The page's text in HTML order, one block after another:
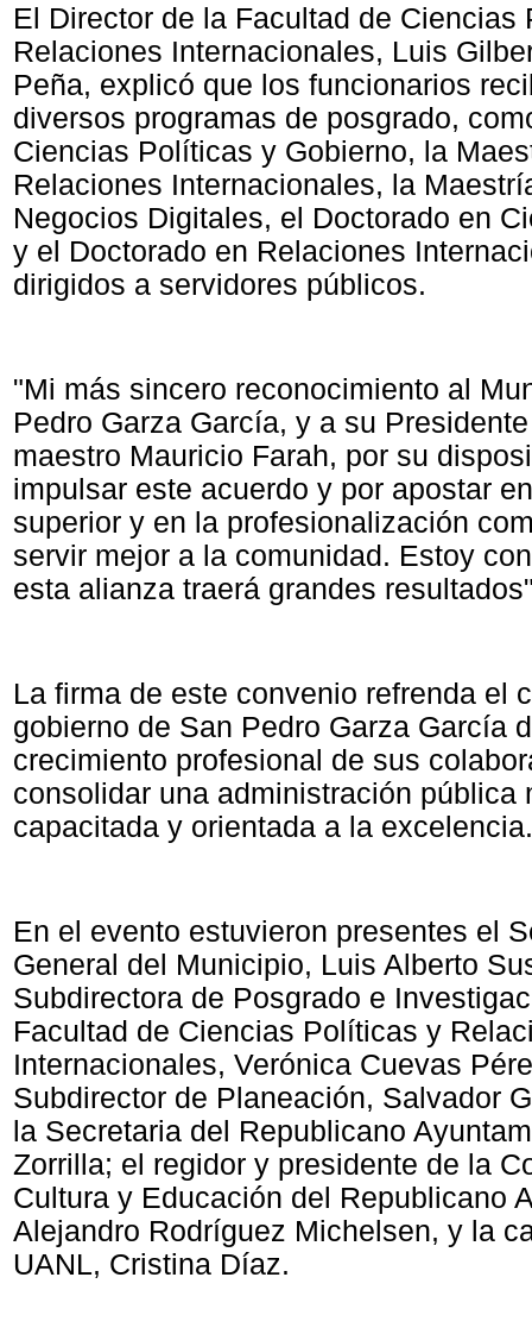
El Director de la Facultad de Ciencias
Relaciones Internacionales, Luis
Peña, explicó que los funcionarios
diversos programas de posgrado,
Ciencias Políticas y Gobierno, la
Relaciones Internacionales, la
Negocios Digitales, el Doctorado en
y el Doctorado en Relaciones
dirigidos a servidores públicos.
"Mi más sincero reconocimiento al
Pedro Garza García, y a su
maestro Mauricio Farah, por su
impulsar este acuerdo y por apostar
superior y en la profesionalización
servir mejor a la comunidad. Estoy
esta alianza traerá grandes
La firma de este convenio refrenda el
gobierno de San Pedro Garza García
crecimiento profesional de sus
consolidar una administración pública
capacitada y orientada a la excelencia.
En el evento estuvieron presentes el
General del Municipio, Luis Alberto
Subdirectora de Posgrado e
Facultad de Ciencias Políticas y
Internacionales, Verónica Cuevas
Subdirector de Planeación, Salvador
la Secretaria del Republicano
Zorrilla; el regidor y presidente de la
Cultura y Educación del Republicano
Alejandro Rodríguez Michelsen, y la
UANL, Cristina Díaz.